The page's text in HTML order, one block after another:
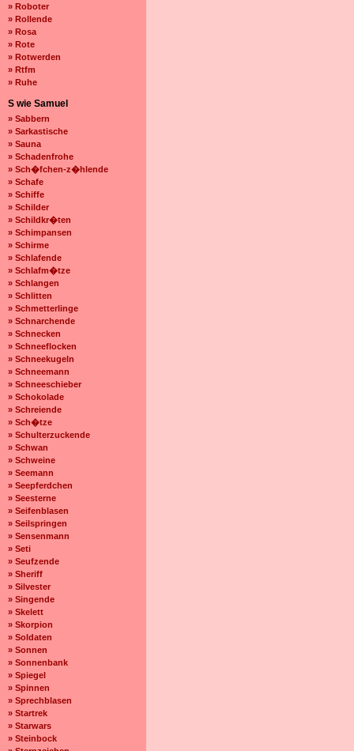
» Roboter
» Rollende
» Rosa
» Rote
» Rotwerden
» Rtfm
» Ruhe
S wie Samuel
» Sabbern
» Sarkastische
» Sauna
» Schadenfrohe
» Sch�fchen-z�hlende
» Schafe
» Schiffe
» Schilder
» Schildkr�ten
» Schimpansen
» Schirme
» Schlafende
» Schlafm�tze
» Schlangen
» Schlitten
» Schmetterlinge
» Schnarchende
» Schnecken
» Schneeflocken
» Schneekugeln
» Schneemann
» Schneeschieber
» Schokolade
» Schreiende
» Sch�tze
» Schulterzuckende
» Schwan
» Schweine
» Seemann
» Seepferdchen
» Seesterne
» Seifenblasen
» Seilspringen
» Sensenmann
» Seti
» Seufzende
» Sheriff
» Silvester
» Singende
» Skelett
» Skorpion
» Soldaten
» Sonnen
» Sonnenbank
» Spiegel
» Spinnen
» Sprechblasen
» Startrek
» Starwars
» Steinbock